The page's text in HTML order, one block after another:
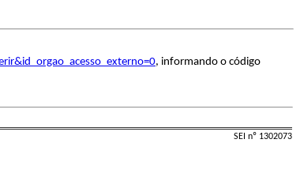
, informando o código
SEI nº 1302073